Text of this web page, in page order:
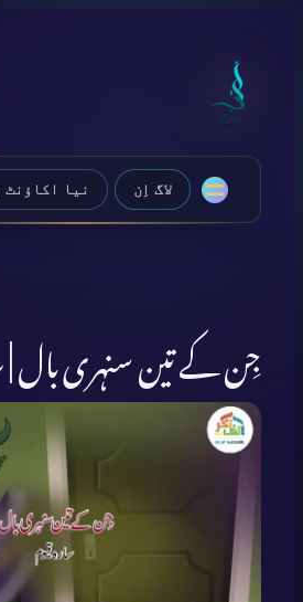
content
لاگ اِن نیا اکاؤنٹ
جِن کے تین سنہری بال |